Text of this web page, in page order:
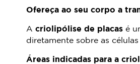
Ofereça ao seu corpo a
A criolipólise de placas é
diretamente sobre as
Áreas indicadas para a